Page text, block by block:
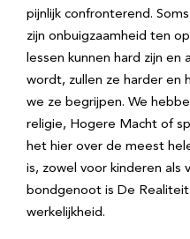
pijnlijk confronterend.
zijn onbuigzaamheid ten
lessen kunnen hard zijn en
wordt, zullen ze harder en
we ze begrijpen. We
religie, Hogere Macht of
het hier over de meest
is, zowel voor kinderen als
bondgenoot is De
werkelijkheid.